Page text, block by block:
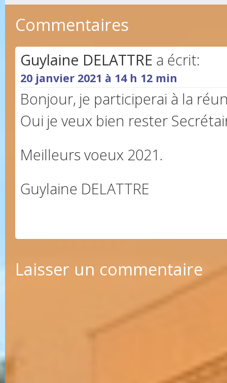
Commentaires
Guylaine DELATTRE a écrit:
20 janvier 2021 à 14 h 12 min
Bonjour, je participerai à la
Oui je veux bien rester
Meilleurs voeux 2021.
Guylaine DELATTRE
Laisser un commentaire